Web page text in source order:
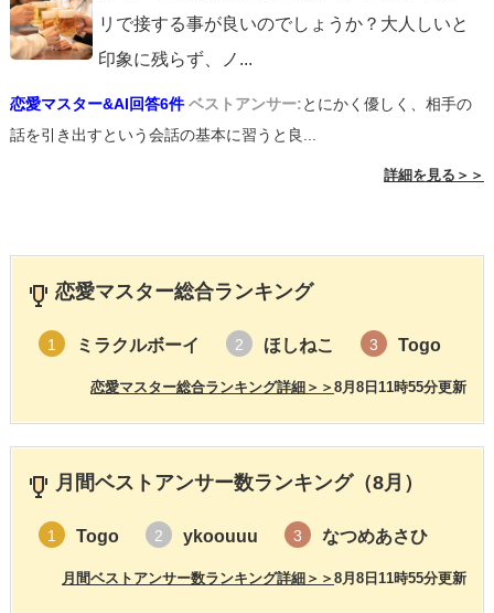
リで接する事が良いのでしょうか？大人しいと
印象に残らず、ノ ...
恋愛マスター&AI回答6件 ベストアンサー:とにかく優しく、相手の
話を引き出すという会話の基本に習うと良...
詳細を見る＞＞
恋愛マスター総合ランキング
1 ミラクルボーイ 2 ほしねこ 3 Togo
8月8日11時55分更新
恋愛マスター総合ランキング詳細＞＞
月間ベストアンサー数ランキング（8月）
1 Togo 2 ykoouuu 3 なつめあさひ
8月8日11時55分更新
月間ベストアンサー数ランキング詳細＞＞